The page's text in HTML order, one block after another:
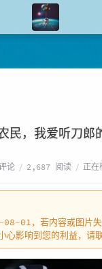
民，我爱听刀郎
论 / 2,687 阅读 / 正
01，若内容或图片失
心影响到您的利益，请